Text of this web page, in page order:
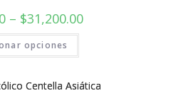
– $31,200.00
opciones